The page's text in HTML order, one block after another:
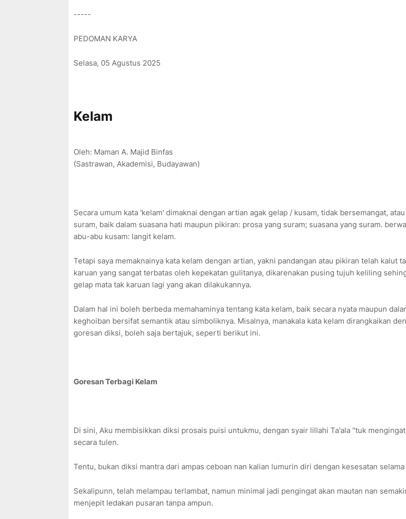
-----
PEDOMAN KARYA
Selasa, 05 Agustus 2025
Kelam
Oleh: Maman A. Majid Binfas
(Sastrawan, Akademisi, Budayawan)
Secara umum kata 'kelam' dimaknai dengan artian agak gelap / kusam, tidak bersemangat, atau
suram, baik dalam suasana hati maupun pikiran: prosa yang suram; suasana yang suram.
abu-abu kusam: langit kelam.
Tetapi saya memaknainya kata kelam dengan artian, yakni pandangan atau pikiran telah kalut
karuan yang sangat terbatas oleh kepekatan gulitanya, dikarenakan pusing tujuh keliling
gelap mata tak karuan lagi yang akan dilakukannya.
Dalam hal ini boleh berbeda memahaminya tentang kata kelam, baik secara nyata maupun
keghoiban bersifat semantik atau simboliknya. Misalnya, manakala kata kelam dirangkaikan
goresan diksi, boleh saja bertajuk, seperti berikut ini.
Goresan Terbagi Kelam
Di sini, Aku membisikkan diksi prosais puisi untukmu, dengan syair lillahi Ta'ala "tuk
secara tulen.
Tentu, bukan diksi mantra dari ampas ceboan nan kalian lumurin diri dengan kesesatan selama
Sekalipunn, telah melampau terlambat, namun minimal jadi pengingat akan mautan nan
menjepit ledakan pusaran tanpa ampun.